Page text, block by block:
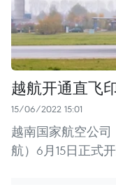
越航开通直飞
15/06/2022 15:01
越南国家航空公司
航）6月15日正式